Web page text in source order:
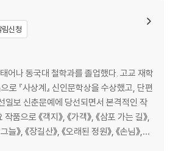
신청
어나 동국대 철학과를 졸업했다. 고교 재학
으로 『사상계』 신인문학상을 수상했고, 단편
일보 신춘문예에 당선되면서 본격적인 작
품으로 《객지》, 《가객》, 《삼포 가는 길》,
늘》, 《장길산》, 《오래된 정원》, 《손님》,
연꽃의 길》, 《바리데기》, 《개밥바라기별》,